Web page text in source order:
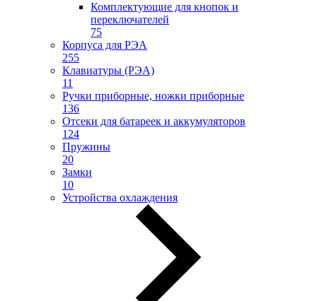
Комплектующие для кнопок и
переключателей
75
Корпуса для РЭА
255
Клавиатуры (РЭА)
11
Ручки приборные, ножки приборные
136
Отсеки для батареек и аккумуляторов
124
Пружины
20
Замки
10
Устройства охлаждения